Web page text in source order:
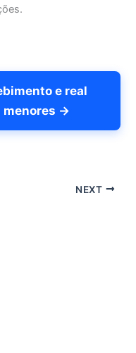
e real
menores →
NEXT